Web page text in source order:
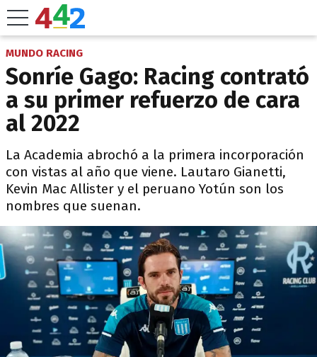
MUNDO RACING
Sonríe Gago: Racing contrató
a su primer refuerzo de cara
al 2022
La Academia abrochó a la primera incorporación
con vistas al año que viene. Lautaro Gianetti,
Kevin Mac Allister y el peruano Yotún son los
nombres que suenan.